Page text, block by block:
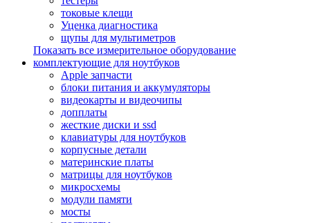
токовые клещи
Уценка диагностика
щупы для мультиметров
Показать все измерительное оборудование
комплектующие для ноутбуков
Apple запчасти
блоки питания и аккумуляторы
видеокарты и видеочипы
допплаты
жесткие диски и ssd
клавиатуры для ноутбуков
корпусные детали
материнские платы
матрицы для ноутбуков
микросхемы
модули памяти
мосты